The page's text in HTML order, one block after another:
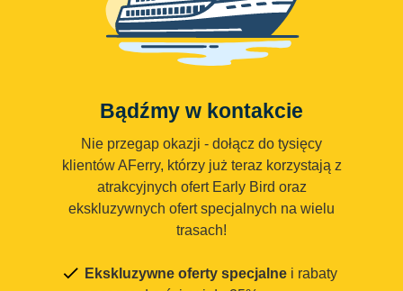
Bądźmy w kontakcie
Nie przegap okazji - dołącz do tysięcy
klientów AFerry, którzy już teraz korzystają z
atrakcyjnych ofert Early Bird oraz
ekskluzywnych ofert specjalnych na wielu
trasach!
Ekskluzywne oferty specjalne i rabaty